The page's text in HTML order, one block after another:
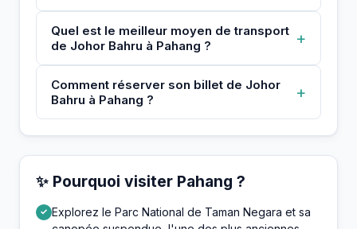
Quel est le meilleur moyen de transport
de Johor Bahru à Pahang ?
+
Comment réserver son billet de Johor
Bahru à Pahang ?
+
✨ Pourquoi visiter Pahang ?
✓ Explorez le Parc National de Taman Negara et sa